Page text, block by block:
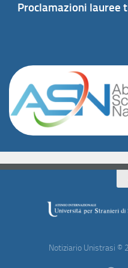
Proclamazioni lauree
Notiziario Unistrasi ©